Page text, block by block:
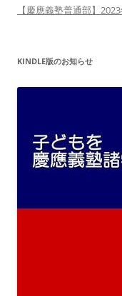
【慶應義塾普通部】
KINDLE版のお知らせ